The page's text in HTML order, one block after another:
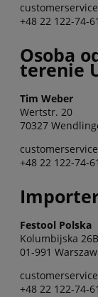
+48 22 122-74-61
Osoba
terenie
Tim Weber
Wertstr. 20
70327
+48 22 122-74-61
Festool Polska
Kolumbijska 26B
01-991
+48 22 122-74-61